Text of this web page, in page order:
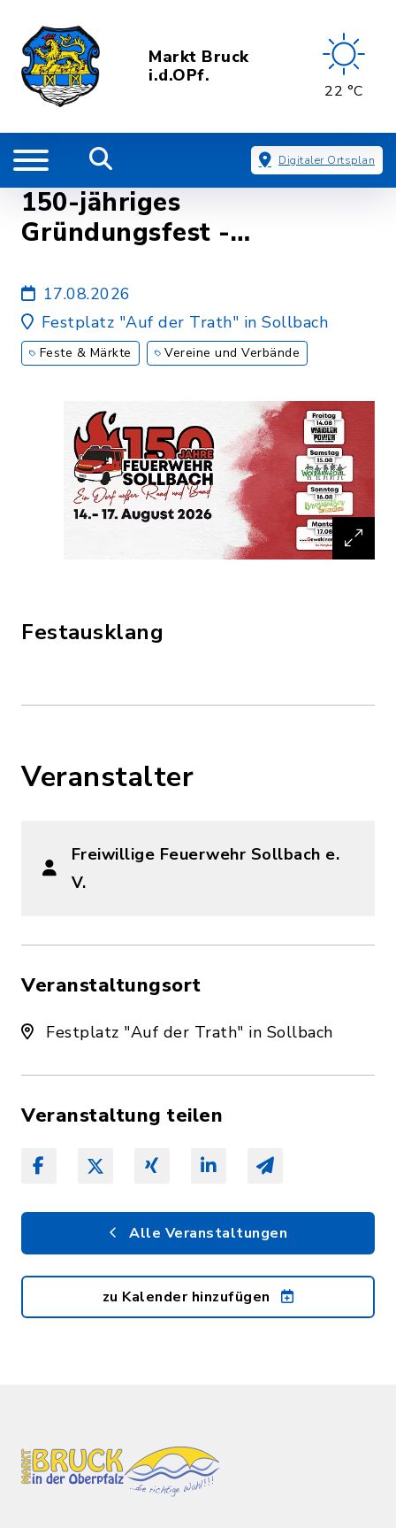
Markt Bruck
i.d.OPf.
22 °C
Digitaler Ortsplan
150-jähriges
Gründungsfest -
Feuerwehr Sollbach e. V.
17.08.2026
Festplatz "Auf der Trath" in Sollbach
Feste & Märkte Vereine und Verbände
Festausklang
Veranstalter
Freiwillige Feuerwehr Sollbach e.
V.
Veranstaltungsort
Festplatz "Auf der Trath" in Sollbach
Veranstaltung teilen
Alle Veranstaltungen
zu Kalender hinzufügen